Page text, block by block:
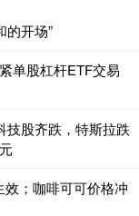
的开场”
单股杠杆ETF交易
技股齐跌，特斯拉跌
；咖啡可可价格冲